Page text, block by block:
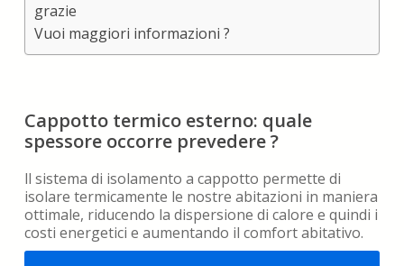
grazie
Vuoi maggiori informazioni ?
Cappotto termico esterno: quale
spessore occorre prevedere ?
ll sistema di isolamento a cappotto permette di
isolare termicamente le nostre abitazioni in maniera
ottimale, riducendo la dispersione di calore e quindi i
costi energetici e aumentando il comfort abitativo.